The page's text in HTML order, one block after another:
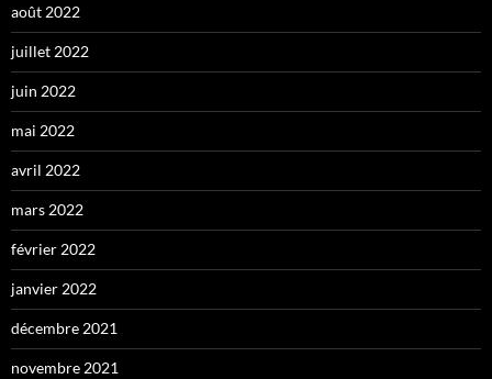
août 2022
juillet 2022
juin 2022
mai 2022
avril 2022
mars 2022
février 2022
janvier 2022
décembre 2021
novembre 2021